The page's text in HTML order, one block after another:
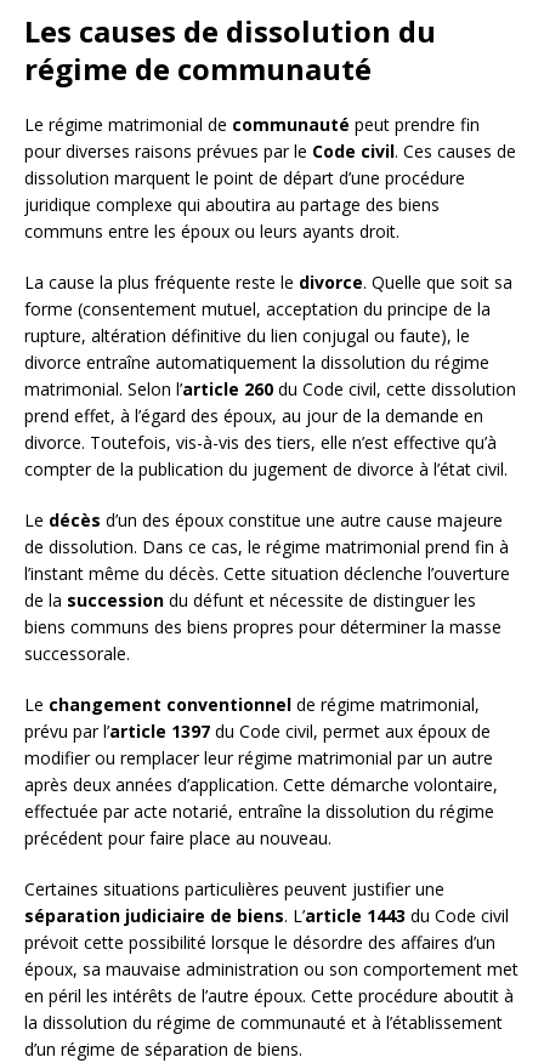
Les causes de dissolution du
régime de communauté
Le régime matrimonial de communauté peut prendre fin
pour diverses raisons prévues par le Code civil. Ces causes de
dissolution marquent le point de départ d’une procédure
juridique complexe qui aboutira au partage des biens
communs entre les époux ou leurs ayants droit.
La cause la plus fréquente reste le divorce. Quelle que soit sa
forme (consentement mutuel, acceptation du principe de la
rupture, altération définitive du lien conjugal ou faute), le
divorce entraîne automatiquement la dissolution du régime
matrimonial. Selon l’article 260 du Code civil, cette dissolution
prend effet, à l’égard des époux, au jour de la demande en
divorce. Toutefois, vis-à-vis des tiers, elle n’est effective qu’à
compter de la publication du jugement de divorce à l’état civil.
Le décès d’un des époux constitue une autre cause majeure
de dissolution. Dans ce cas, le régime matrimonial prend fin à
l’instant même du décès. Cette situation déclenche l’ouverture
de la succession du défunt et nécessite de distinguer les
biens communs des biens propres pour déterminer la masse
successorale.
Le changement conventionnel de régime matrimonial,
prévu par l’article 1397 du Code civil, permet aux époux de
modifier ou remplacer leur régime matrimonial par un autre
après deux années d’application. Cette démarche volontaire,
effectuée par acte notarié, entraîne la dissolution du régime
précédent pour faire place au nouveau.
Certaines situations particulières peuvent justifier une
séparation judiciaire de biens. L’article 1443 du Code civil
prévoit cette possibilité lorsque le désordre des affaires d’un
époux, sa mauvaise administration ou son comportement met
en péril les intérêts de l’autre époux. Cette procédure aboutit à
la dissolution du régime de communauté et à l’établissement
d’un régime de séparation de biens.